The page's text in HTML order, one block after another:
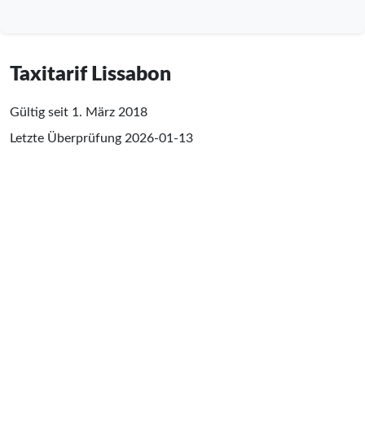
Taxitarif Lissabon
Gültig seit 1. März 2018
Letzte Überprüfung 2026-01-13